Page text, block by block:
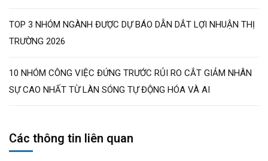
TOP 3 NHÓM NGÀNH ĐƯỢC DỰ BÁO DẪN DẮT LỢI NHUẬN THỊ
TRƯỜNG 2026
10 NHÓM CÔNG VIỆC ĐỨNG TRƯỚC RỦI RO CẮT GIẢM NHÂN
SỰ CAO NHẤT TỪ LÀN SÓNG TỰ ĐỘNG HÓA VÀ AI
Các thông tin liên quan